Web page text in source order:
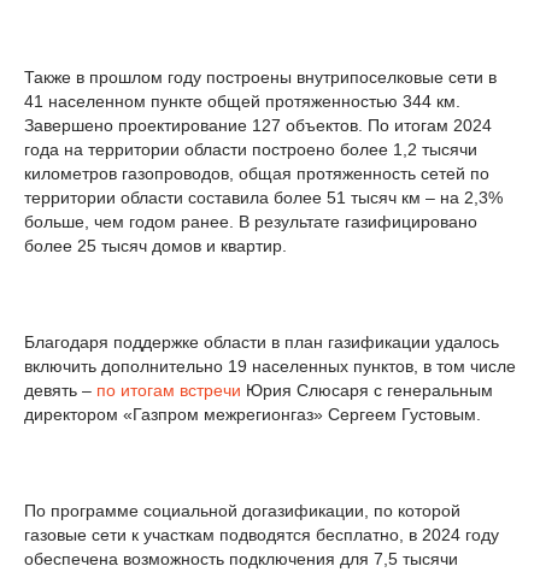
Также в прошлом году построены внутрипоселковые сети в
41 населенном пункте общей протяженностью 344 км.
Завершено проектирование 127 объектов. По итогам 2024
года на территории области построено более 1,2 тысячи
километров газопроводов, общая протяженность сетей по
территории области составила более 51 тысяч км – на 2,3%
больше, чем годом ранее. В результате газифицировано
более 25 тысяч домов и квартир.
Благодаря поддержке области в план газификации удалось
включить дополнительно 19 населенных пунктов, в том числе
девять – по итогам встречи Юрия Слюсаря с генеральным
директором «Газпром межрегионгаз» Сергеем Густовым.
По программе социальной догазификации, по которой
газовые сети к участкам подводятся бесплатно, в 2024 году
обеспечена возможность подключения для 7,5 тысячи